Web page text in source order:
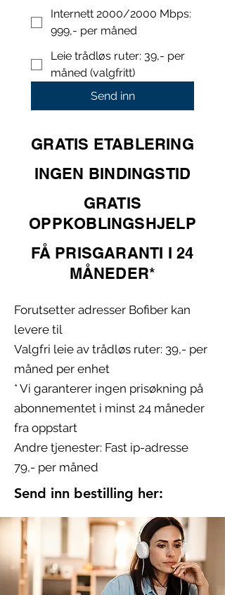
Internett 2000/2000 Mbps:
999,- per måned
Leie trådløs ruter: 39,- per
måned (valgfritt)
Send inn
GRATIS ETABLERING
INGEN BINDINGSTID
GRATIS
OPPKOBLINGSHJELP
FÅ PRISGARANTI I 24
MÅNEDER*
Forutsetter adresser Bofiber kan
levere til
Valgfri leie av trådløs ruter: 39,- per
måned per enhet
* Vi garanterer ingen prisøkning på
abonnementet i minst 24 måneder
fra oppstart
Andre tjenester: Fast ip-adresse
79,- per måned
Send inn bestilling her: